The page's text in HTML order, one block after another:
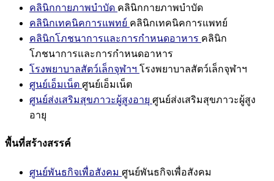
คลินิกกายภาพบำบัด คลินิกกายภาพบำบัด
คลินิกเทคนิคการแพทย์ คลินิกเทคนิคการแพทย์
คลินิกโภชนาการและการกำหนดอาหาร คลินิก
โภชนาการและการกำหนดอาหาร
โรงพยาบาลสัตว์เล็กจุฬาฯ โรงพยาบาลสัตว์เล็กจุฬาฯ
ศูนย์เอ็มเน็ต ศูนย์เอ็มเน็ต
ศูนย์ส่งเสริมสุขภาวะผู้สูงอายุ ศูนย์ส่งเสริมสุขภาวะผู้สูง
อายุ
พื้นที่สร้างสรรค์
ศูนย์พันธกิจเพื่อสังคม ศูนย์พันธกิจเพื่อสังคม